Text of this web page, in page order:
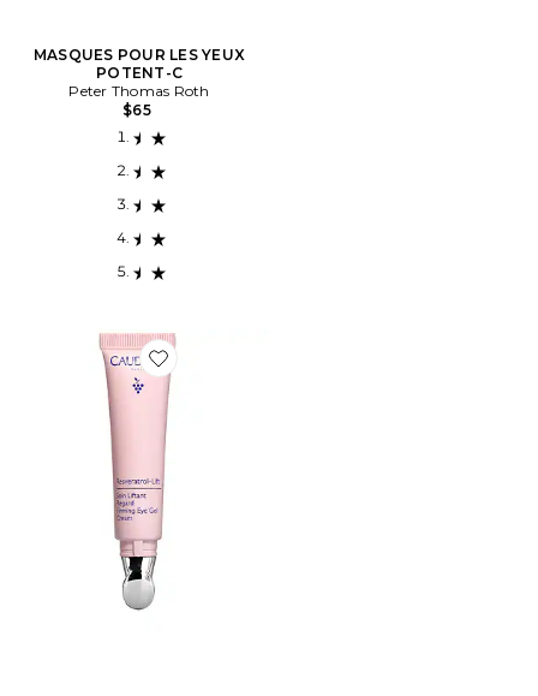
MASQUES POUR LES YEUX
POTENT-C
Peter Thomas Roth
$65
Favorite CRÈME POUR LES YEUX RESVERATROL LIFT